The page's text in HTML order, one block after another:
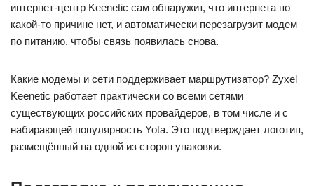
интернет-центр Keenetic сам обнаружит, что интернета по
какой-то причине нет, и автоматически перезагрузит модем
по питанию, чтобы связь появилась снова.
Какие модемы и сети поддерживает маршрутизатор? Zyxel
Keenetic работает практически со всеми сетями
существующих российских провайдеров, в том числе и с
набирающей популярность Yota. Это подтверждает логотип,
размещённый на одной из сторон упаковки.